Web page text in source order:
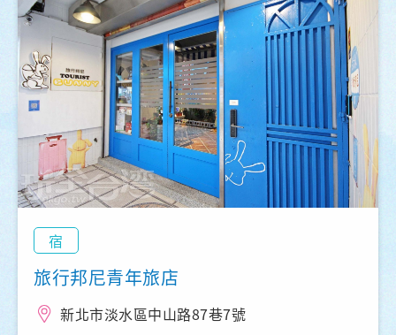
宿
旅行邦尼青年旅店
新北市淡水區中山路87巷7號